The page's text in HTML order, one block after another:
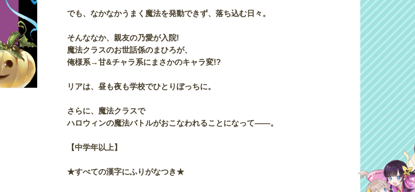
でも、なかなかうまく魔法を発動できず、落ち込む日々。
そんななか、親友の乃愛が入院!
魔法クラスのお世話係のまひろが、
俺様系→甘&チャラ系にまさかのキャラ変!?
リアは、昼も夜も学校でひとりぼっちに。
さらに、魔法クラスで
ハロウィンの魔法バトルがおこなわれることになって――。
【中学年以上】
★すべての漢字にふりがなつき★